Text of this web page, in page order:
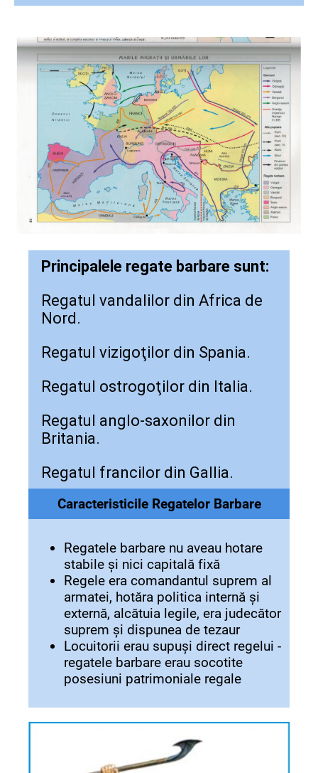
Principalele regate barbare sunt:
Regatul vandalilor din Africa de
Nord.
Regatul vizigoţilor din Spania.
Regatul ostrogoţilor din Italia.
Regatul anglo-saxonilor din
Britania.
Regatul francilor din Gallia.
Caracteristicile Regatelor Barbare
Regatele barbare nu aveau hotare
stabile și nici capitală fixă
Regele era comandantul suprem al
armatei, hotăra politica internă și
externă, alcătuia legile, era judecător
suprem și dispunea de tezaur
Locuitorii erau supuși direct regelui -
regatele barbare erau socotite
posesiuni patrimoniale regale